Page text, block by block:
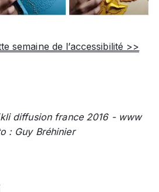
semaine de l’accessibilité >>
diffusion france 2016 - www
: Guy Bréhinier